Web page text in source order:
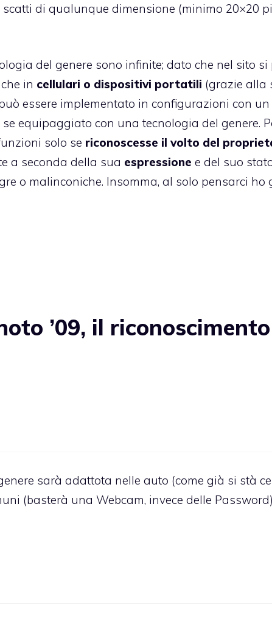
di qualunque dimensione (minimo 20×20
del genere sono infinite; dato che nel sito
in cellulari o dispositivi portatili (grazie alla
essere implementato in configurazioni con un
se equipaggiato con una tecnologia del genere.
solo se riconoscesse il volto del
a seconda della sua espressione e del suo
o malinconiche. Insomma, al solo pensarci ho
’09, il
sarà adattota nelle auto (come già si stà
(basterà una Webcam, invece delle